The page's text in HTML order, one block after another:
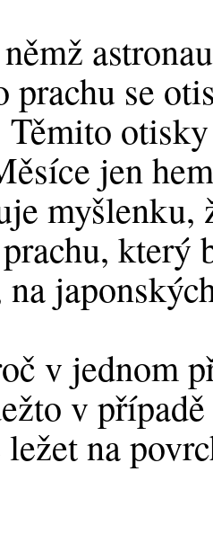
prachu se
Těmito
jen
myšlenku,
který
v jednom
v
na